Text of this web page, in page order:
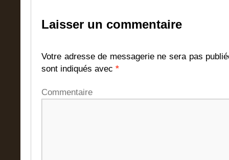
Laisser un commentaire
Votre adresse de messagerie ne sera pas
sont indiqués avec *
Commentaire